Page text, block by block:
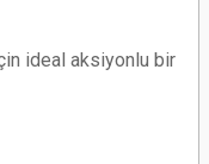
için ideal aksiyonlu bir